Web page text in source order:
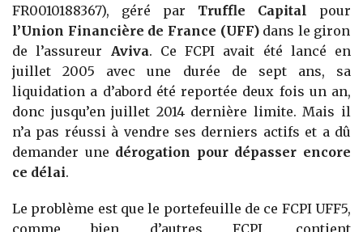
FR0010188367), géré par Truffle Capital pour
l’Union Financière de France (UFF)dans le giron
de l’assureur Aviva. Ce FCPI avait été lancé en
juillet 2005 avec une durée de sept ans, sa
liquidation a d’abord été reportée deux fois un an,
donc jusqu’en juillet 2014 dernière limite. Mais il
n’a pas réussi à vendre ses derniers actifs et a dû
demander une dérogation pour dépasser encore
ce délai.
Le problème est que le portefeuille de ce FCPI UFF5,